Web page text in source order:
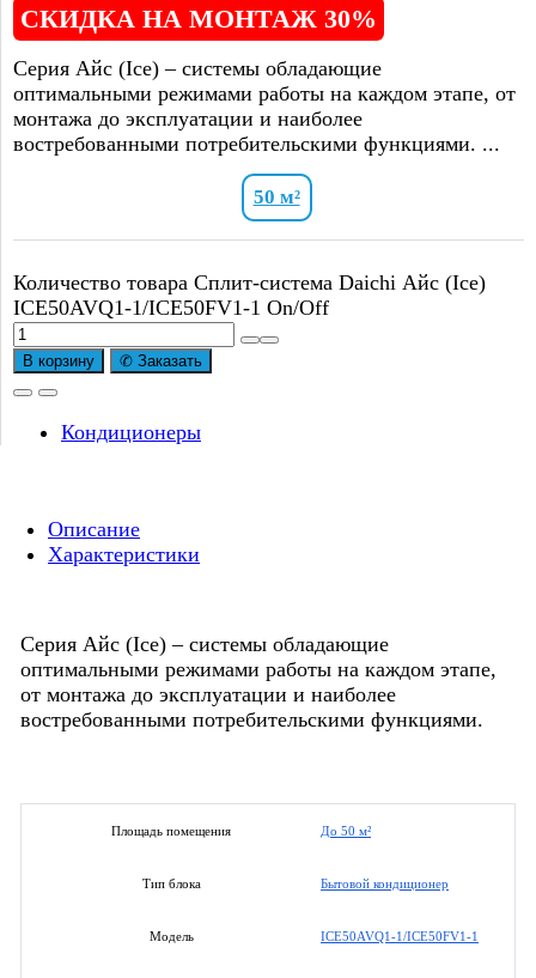
СКИДКА НА МОНТАЖ 30%
Серия Айс (Ice) – системы обладающие
оптимальными режимами работы на каждом этапе, от
монтажа до эксплуатации и наиболее
востребованными потребительскими функциями. ...
50 м²
Количество товара Сплит-система Daichi Айс (Ice)
ICE50AVQ1-1/ICE50FV1-1 On/Off
В корзину ✆ Заказать
Кондиционеры
Описание
Характеристики
Серия Айс (Ice) – системы обладающие
оптимальными режимами работы на каждом этапе,
от монтажа до эксплуатации и наиболее
востребованными потребительскими функциями.
Площадь помещения До 50 м²
Тип блока Бытовой кондиционер
Модель ICE50AVQ1-1/ICE50FV1-1